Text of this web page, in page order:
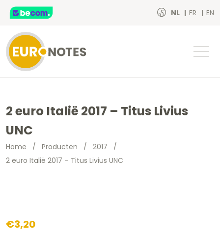
NL FR EN
2 euro Italië 2017 – Titus Livius
UNC
Home / Producten / 2017 /
2 euro Italië 2017 – Titus Livius UNC
€3,20